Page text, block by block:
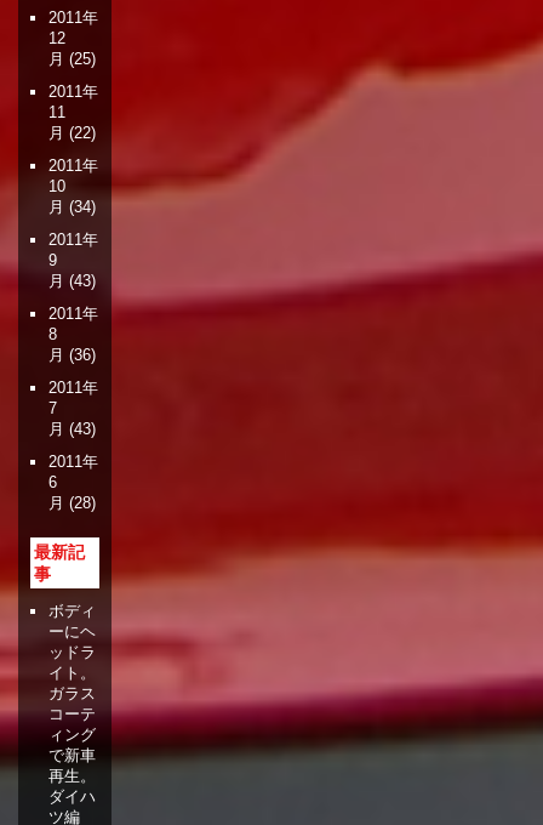
2011年
12
月 (25)
2011年
11
月 (22)
2011年
10
月 (34)
2011年
9
月 (43)
2011年
8
月 (36)
2011年
7
月 (43)
2011年
6
月 (28)
最新記
事
ボディ
ーにヘ
ッドラ
イト。
ガラス
コーテ
ィング
で新車
再生。
ダイハ
ツ編